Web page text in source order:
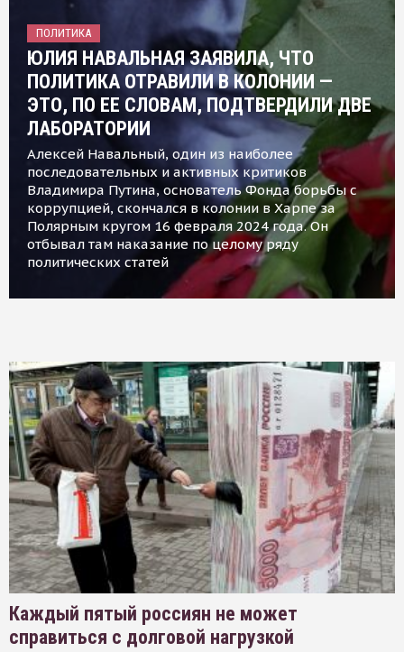
ПОЛИТИКА
ЮЛИЯ НАВАЛЬНАЯ ЗАЯВИЛА, ЧТО
ПОЛИТИКА ОТРАВИЛИ В КОЛОНИИ —
ЭТО, ПО ЕЕ СЛОВАМ, ПОДТВЕРДИЛИ ДВЕ
ЛАБОРАТОРИИ
Алексей Навальный, один из наиболее
последовательных и активных критиков
Владимира Путина, основатель Фонда борьбы с
коррупцией, скончался в колонии в Харпе за
Полярным кругом 16 февраля 2024 года. Он
отбывал там наказание по целому ряду
политических статей
Каждый пятый россиян не может
справиться с долговой нагрузкой